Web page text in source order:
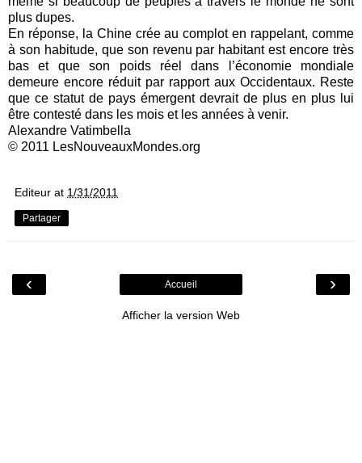
plus dupes.
En réponse, la Chine crée au complot en rappelant, comme
à son habitude, que son revenu par habitant est encore très
bas et que son poids réel dans l’économie mondiale
demeure encore réduit par rapport aux Occidentaux. Reste
que ce statut de pays émergent devrait de plus en plus lui
être contesté dans les mois et les années à venir.
Alexandre Vatimbella
© 2011 LesNouveauxMondes.org
Editeur at 1/31/2011
Partager
‹ ›
Accueil
Afficher la version Web